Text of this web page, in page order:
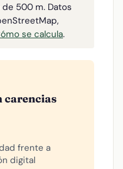
500 m. Datos
se calcula.
carencias
frente a
digital